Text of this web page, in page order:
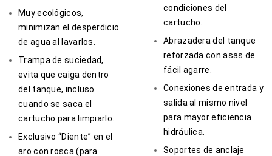
Muy ecológicos,
minimizan el desperdicio
de agua al lavarlos.
Trampa de suciedad,
evita que caiga dentro
del tanque, incluso
cuando se saca el
cartucho para limpiarlo.
Exclusivo “Diente” en el
aro con rosca (para
condiciones del
cartucho.
Abrazadera del tanque
reforzada con asas de
fácil agarre.
Conexiones de entrada y
salida al mismo nivel
para mayor eficiencia
hidráulica.
Soportes de anclaje